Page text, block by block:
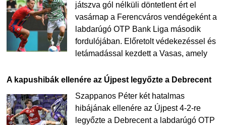
játszva gól nélküli döntetlent ért el
vasárnap a Ferencváros vendégeként a
labdarúgó OTP Bank Liga második
fordulójában. Előretolt védekezéssel és
letámadással kezdett a Vasas, amely
A kapushibák ellenére az Újpest legyőzte a Debrecent
Szappanos Péter két hatalmas
hibájának ellenére az Újpest 4-2-re
legyőzte a Debrecent a labdarúgó OTP